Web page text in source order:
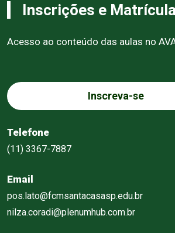
Inscrições e Matrícula
Acesso ao conteúdo das aulas no
Inscreva-se
Telefone
(11) 3367-7887
Email
pos.lato@fcmsantacasasp.edu.br
nilza.coradi@plenumhub.com.br